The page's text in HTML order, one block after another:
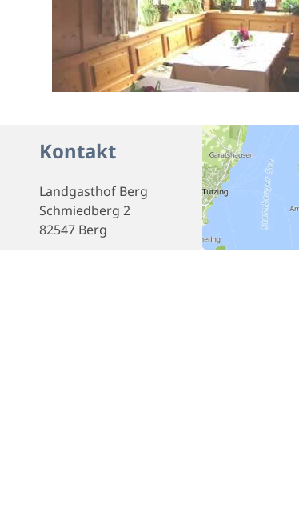
Kontakt
Landgasthof Berg
Schmiedberg 2
82547 Berg